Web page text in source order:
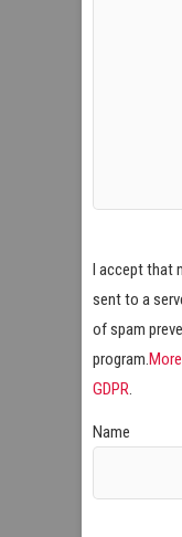
I accept that
sent to a
of spam
program.
GDPR.
Name